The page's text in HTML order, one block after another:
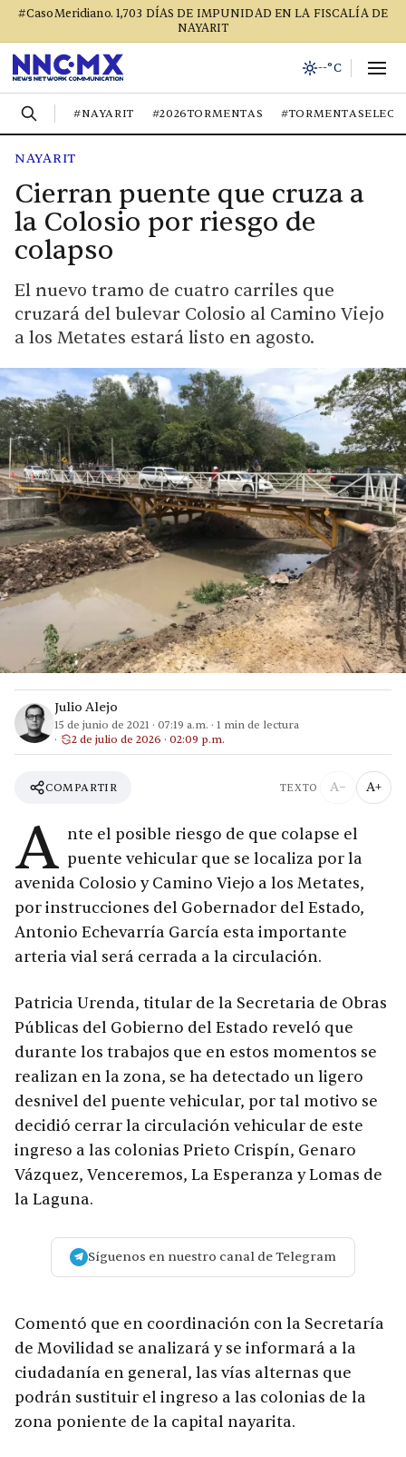
#CasoMeridiano. 1,703 DÍAS DE IMPUNIDAD EN LA FISCALÍA DE
NAYARIT
--°C
#NAYARIT #2026TORMENTAS
NAYARIT
Cierran puente que cruza a
la Colosio por riesgo de
colapso
El nuevo tramo de cuatro carriles que
cruzará del bulevar Colosio al Camino Viejo
a los Metates estará listo en agosto.
Julio Alejo
15 de junio de 2021 · 07:19 a.m. · 1 min de lectura
2 de julio de 2026 · 02:09 p.m.
COMPARTIR TEXTO A− A+
A nte el posible riesgo de que colapse el
puente vehicular que se localiza por la
avenida Colosio y Camino Viejo a los Metates,
por instrucciones del Gobernador del Estado,
Antonio Echevarría García esta importante
arteria vial será cerrada a la circulación.
Patricia Urenda, titular de la Secretaria de Obras
Públicas del Gobierno del Estado reveló que
durante los trabajos que en estos momentos se
realizan en la zona, se ha detectado un ligero
desnivel del puente vehicular, por tal motivo se
decidió cerrar la circulación vehicular de este
ingreso a las colonias Prieto Crispín, Genaro
Vázquez, Venceremos, La Esperanza y Lomas de
la Laguna.
Síguenos en nuestro canal de Telegram
Comentó que en coordinación con la Secretaría
de Movilidad se analizará y se informará a la
ciudadanía en general, las vías alternas que
podrán sustituir el ingreso a las colonias de la
zona poniente de la capital nayarita.